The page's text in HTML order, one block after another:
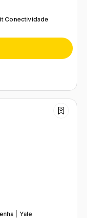
Conectividade
| Yale